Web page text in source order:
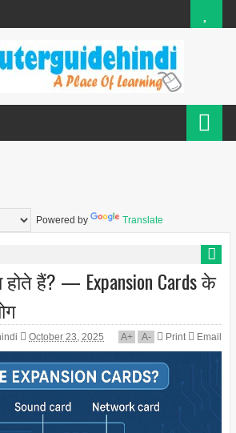
Powered by Translate
होते हैं? — Expansion Cards के
October 23, 2025 A+ A- Print Email